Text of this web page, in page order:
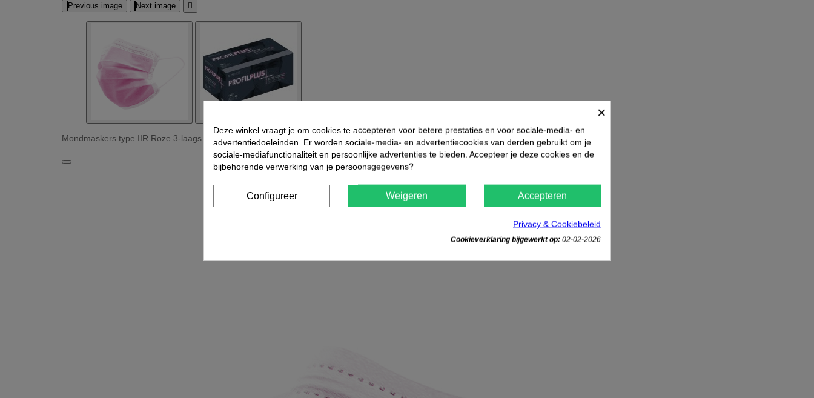
Previous image Next image 
Mondmaskers type IIR Roze 3-laags Unigloves 50 st Afbeeldingen
×
Deze winkel vraagt je om cookies te accepteren voor betere prestaties en voor sociale-media- en
advertentiedoeleinden. Er worden sociale-media- en advertentiecookies van derden gebruikt om je
sociale-mediafunctionaliteit en persoonlijke advertenties te bieden. Accepteer je deze cookies en de
bijbehorende verwerking van je persoonsgegevens?
Configureer Weigeren Accepteren
Privacy & Cookiebeleid
Cookieverklaring bijgewerkt op: 02-02-2026